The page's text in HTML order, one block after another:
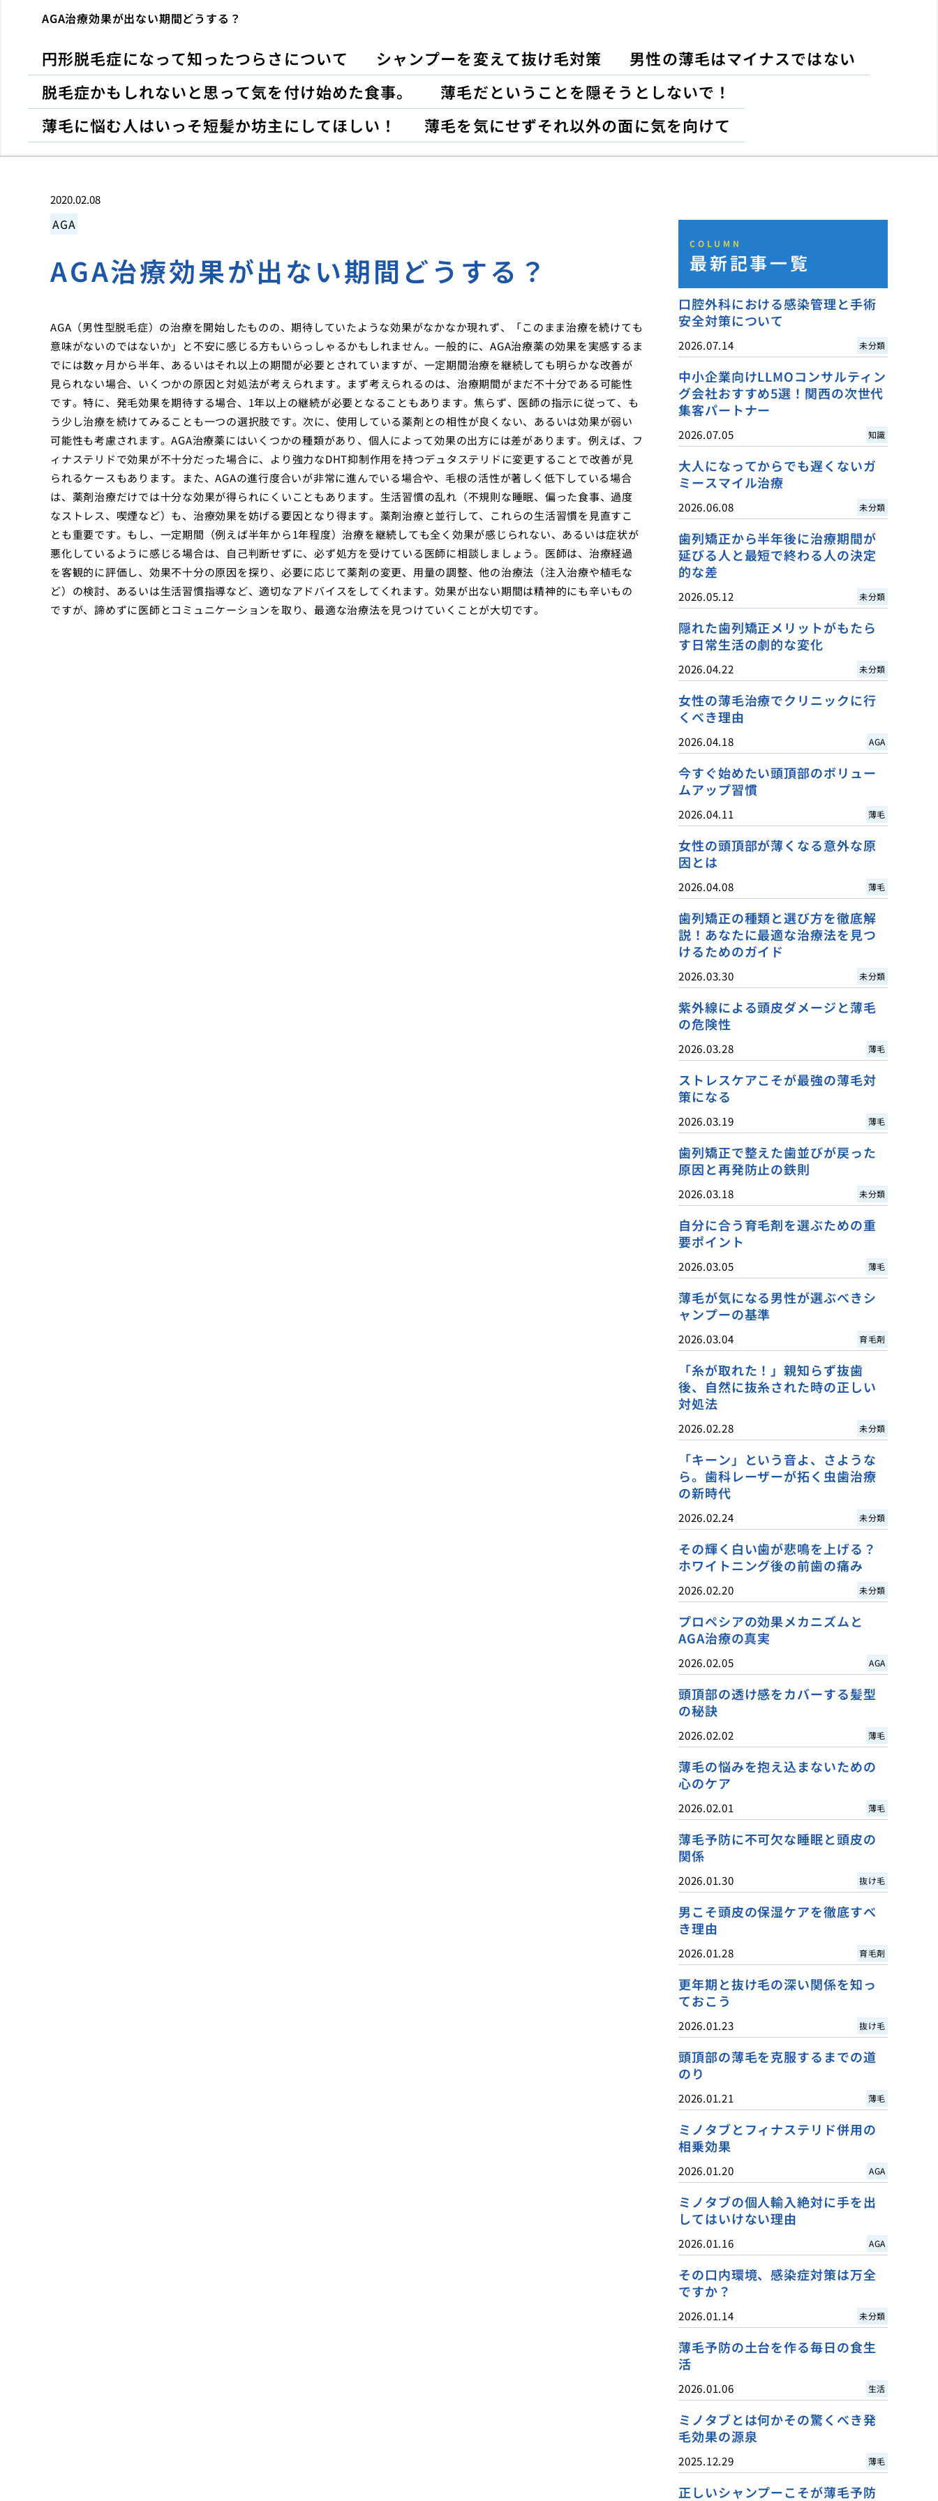
AGA治療効果が出ない期間どうする？
円形脱毛症になって知ったつらさについて シャンプーを変えて抜け毛対策
男性の薄毛はマイナスではない
脱毛症かもしれないと思って気を付け始めた食事。
薄毛だということを隠そうとしないで！
薄毛に悩む人はいっそ短髪か坊主にしてほしい！
薄毛を気にせずそれ以外の面に気を向けて
2020.02.08
AGA
AGA治療効果が出ない期間どうする？
AGA（男性型脱毛症）の治療を開始したものの、期待していたような効果がなかなか現れず、「このまま治療を続けても
意味がないのではないか」と不安に感じる方もいらっしゃるかもしれません。一般的に、AGA治療薬の効果を実感するま
でには数ヶ月から半年、あるいはそれ以上の期間が必要とされていますが、一定期間治療を継続しても明らかな改善が
見られない場合、いくつかの原因と対処法が考えられます。まず考えられるのは、治療期間がまだ不十分である可能性
です。特に、発毛効果を期待する場合、1年以上の継続が必要となることもあります。焦らず、医師の指示に従って、も
う少し治療を続けてみることも一つの選択肢です。次に、使用している薬剤との相性が良くない、あるいは効果が弱い
可能性も考慮されます。AGA治療薬にはいくつかの種類があり、個人によって効果の出方には差があります。例えば、フ
ィナステリドで効果が不十分だった場合に、より強力なDHT抑制作用を持つデュタステリドに変更することで改善が見
られるケースもあります。また、AGAの進行度合いが非常に進んでいる場合や、毛根の活性が著しく低下している場合
は、薬剤治療だけでは十分な効果が得られにくいこともあります。生活習慣の乱れ（不規則な睡眠、偏った食事、過度
なストレス、喫煙など）も、治療効果を妨げる要因となり得ます。薬剤治療と並行して、これらの生活習慣を見直すこ
とも重要です。もし、一定期間（例えば半年から1年程度）治療を継続しても全く効果が感じられない、あるいは症状が
悪化しているように感じる場合は、自己判断せずに、必ず処方を受けている医師に相談しましょう。医師は、治療経過
を客観的に評価し、効果不十分の原因を探り、必要に応じて薬剤の変更、用量の調整、他の治療法（注入治療や植毛な
ど）の検討、あるいは生活習慣指導など、適切なアドバイスをしてくれます。効果が出ない期間は精神的にも辛いもの
ですが、諦めずに医師とコミュニケーションを取り、最適な治療法を見つけていくことが大切です。
COLUMN
最新記事一覧
口腔外科における感染管理と手術
安全対策について
2026.07.14 未分類
中小企業向けLLMOコンサルティン
グ会社おすすめ5選！関西の次世代
集客パートナー
2026.07.05 知識
大人になってからでも遅くないガ
ミースマイル治療
2026.06.08 未分類
歯列矯正から半年後に治療期間が
延びる人と最短で終わる人の決定
的な差
2026.05.12 未分類
隠れた歯列矯正メリットがもたら
す日常生活の劇的な変化
2026.04.22 未分類
女性の薄毛治療でクリニックに行
くべき理由
2026.04.18 AGA
今すぐ始めたい頭頂部のボリュー
ムアップ習慣
2026.04.11 薄毛
女性の頭頂部が薄くなる意外な原
因とは
2026.04.08 薄毛
歯列矯正の種類と選び方を徹底解
説！あなたに最適な治療法を見つ
けるためのガイド
2026.03.30 未分類
紫外線による頭皮ダメージと薄毛
の危険性
2026.03.28 薄毛
ストレスケアこそが最強の薄毛対
策になる
2026.03.19 薄毛
歯列矯正で整えた歯並びが戻った
原因と再発防止の鉄則
2026.03.18 未分類
自分に合う育毛剤を選ぶための重
要ポイント
2026.03.05 薄毛
薄毛が気になる男性が選ぶべきシ
ャンプーの基準
2026.03.04 育毛剤
「糸が取れた！」親知らず抜歯
後、自然に抜糸された時の正しい
対処法
2026.02.28 未分類
「キーン」という音よ、さような
ら。歯科レーザーが拓く虫歯治療
の新時代
2026.02.24 未分類
その輝く白い歯が悲鳴を上げる？
ホワイトニング後の前歯の痛み
2026.02.20 未分類
プロペシアの効果メカニズムと
AGA治療の真実
2026.02.05 AGA
頭頂部の透け感をカバーする髪型
の秘訣
2026.02.02 薄毛
薄毛の悩みを抱え込まないための
心のケア
2026.02.01 薄毛
薄毛予防に不可欠な睡眠と頭皮の
関係
2026.01.30 抜け毛
男こそ頭皮の保湿ケアを徹底すべ
き理由
2026.01.28 育毛剤
更年期と抜け毛の深い関係を知っ
ておこう
2026.01.23 抜け毛
頭頂部の薄毛を克服するまでの道
のり
2026.01.21 薄毛
ミノタブとフィナステリド併用の
相乗効果
2026.01.20 AGA
ミノタブの個人輸入絶対に手を出
してはいけない理由
2026.01.16 AGA
その口内環境、感染症対策は万全
ですか？
2026.01.14 未分類
薄毛予防の土台を作る毎日の食生
活
2026.01.06 生活
ミノタブとは何かその驚くべき発
毛効果の源泉
2025.12.29 薄毛
正しいシャンプーこそが薄毛予防